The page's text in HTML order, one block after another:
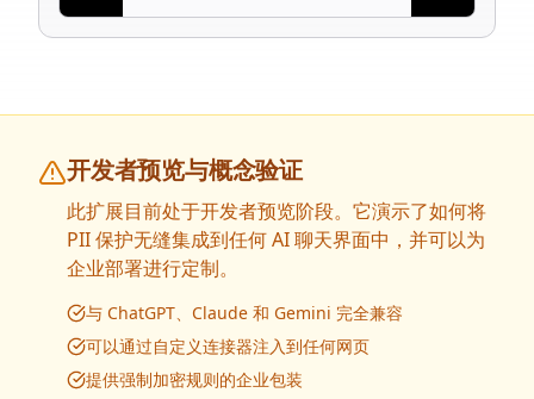
开发者预览与概念验证
此扩展目前处于开发者预览阶段。它演示了如何将
PII 保护无缝集成到任何 AI 聊天界面中，并可以为
企业部署进行定制。
与 ChatGPT、Claude 和 Gemini 完全兼容
可以通过自定义连接器注入到任何网页
提供强制加密规则的企业包装